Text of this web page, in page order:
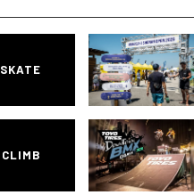
SKATE
CLIMB